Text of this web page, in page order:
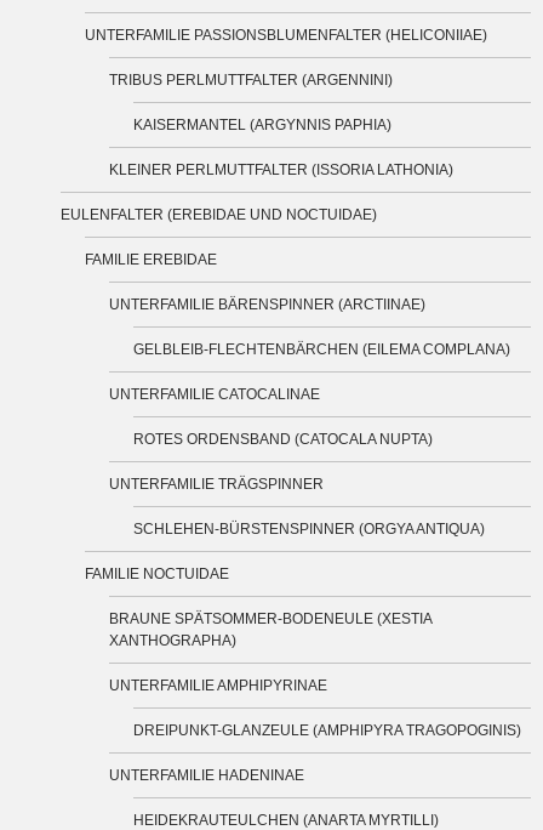
UNTERFAMILIE PASSIONSBLUMENFALTER (HELICONIIAE)
TRIBUS PERLMUTTFALTER (ARGENNINI)
KAISERMANTEL (ARGYNNIS PAPHIA)
KLEINER PERLMUTTFALTER (ISSORIA LATHONIA)
EULENFALTER (EREBIDAE UND NOCTUIDAE)
FAMILIE EREBIDAE
UNTERFAMILIE BÄRENSPINNER (ARCTIINAE)
GELBLEIB-FLECHTENBÄRCHEN (EILEMA COMPLANA)
UNTERFAMILIE CATOCALINAE
ROTES ORDENSBAND (CATOCALA NUPTA)
UNTERFAMILIE TRÄGSPINNER
SCHLEHEN-BÜRSTENSPINNER (ORGYA ANTIQUA)
FAMILIE NOCTUIDAE
BRAUNE SPÄTSOMMER-BODENEULE (XESTIA
XANTHOGRAPHA)
UNTERFAMILIE AMPHIPYRINAE
DREIPUNKT-GLANZEULE (AMPHIPYRA TRAGOPOGINIS)
UNTERFAMILIE HADENINAE
HEIDEKRAUTEULCHEN (ANARTA MYRTILLI)